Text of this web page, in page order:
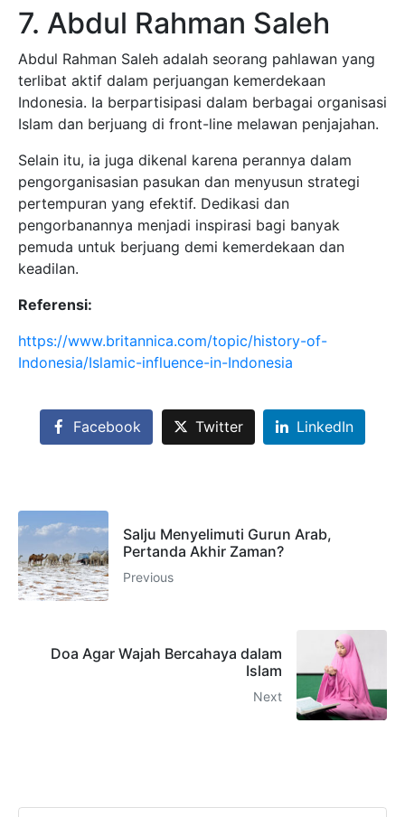
7. Abdul Rahman Saleh
Abdul Rahman Saleh adalah seorang pahlawan yang
terlibat aktif dalam perjuangan kemerdekaan
Indonesia. Ia berpartisipasi dalam berbagai organisasi
Islam dan berjuang di front-line melawan penjajahan.
Selain itu, ia juga dikenal karena perannya dalam
pengorganisasian pasukan dan menyusun strategi
pertempuran yang efektif. Dedikasi dan
pengorbanannya menjadi inspirasi bagi banyak
pemuda untuk berjuang demi kemerdekaan dan
keadilan.
Referensi:
https://www.britannica.com/topic/history-of-
Indonesia/Islamic-influence-in-Indonesia
Facebook Twitter LinkedIn
Salju Menyelimuti Gurun Arab,
Pertanda Akhir Zaman?
Previous
Doa Agar Wajah Bercahaya dalam
Islam
Next